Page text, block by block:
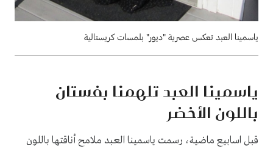
ياسمينا العبد تعكس عصرية "ديور" بلمسات كريستالية
ياسمينا العبد تلهمنا بفستان
باللون الأخضر
قبل اسابيع ماضية، رسمت ياسمينا العبد ملامح أناقتها باللون